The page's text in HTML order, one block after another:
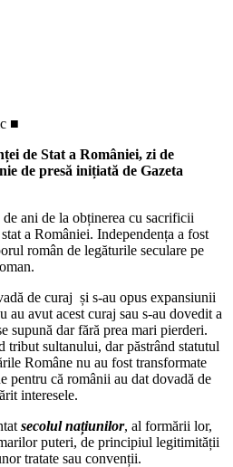
■
de Stat a României, zi de
de presă inițiată de Gazeta
ani de la obținerea cu sacrificii
a României. Independența a fost
român de legăturile seculare pe
de curaj și s-au opus expansiunii
avut acest curaj sau s-au dovedit a
supună dar fără prea mari pierderi.
sultanului, dar păstrând statutul
Române nu au fost transformate
pentru că românii au dat dovadă de
interesele.
secolul națiunilor, al formării lor,
puteri, de principiul legitimității
tratate sau convenții.